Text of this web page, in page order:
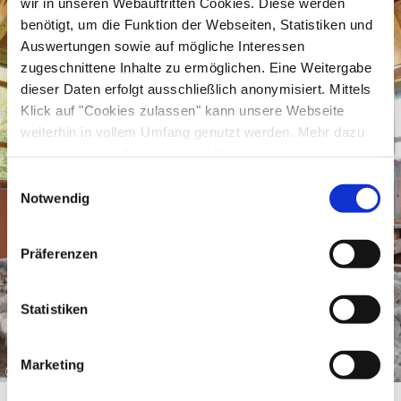
benötigt, um die Funktion der Webseiten, Statistiken und
Auswertungen sowie auf mögliche Interessen
zugeschnittene Inhalte zu ermöglichen. Eine Weitergabe
dieser Daten erfolgt ausschließlich anonymisiert. Mittels
Klick auf "Cookies zulassen" kann unsere Webseite
weiterhin in vollem Umfang genutzt werden. Mehr dazu
steht in unserer Datenschutzerklärung.
gelistet.
Einwilligungsauswahl
Notwendig
Präferenzen
Statistiken
Marketing
Kosten:
Erw.: 4,-- €
Erw. Erm.: 3,50 € (Gästekarte, Behinderte,
Rentner)
Kinder: 1,-- € (6 – 18 Jahre, Schüler, Studenten,
Jahre)
- Für Erwachsene und Familien mit Kindern ab 10
©